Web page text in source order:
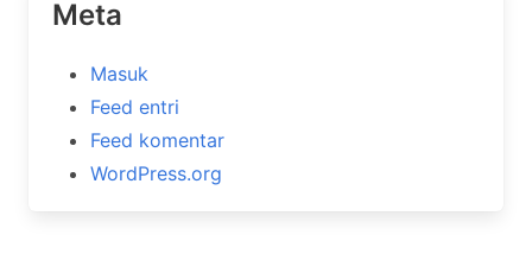
Meta
Masuk
Feed entri
Feed komentar
WordPress.org